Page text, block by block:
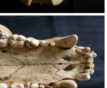
Crâne : bulle tympanique